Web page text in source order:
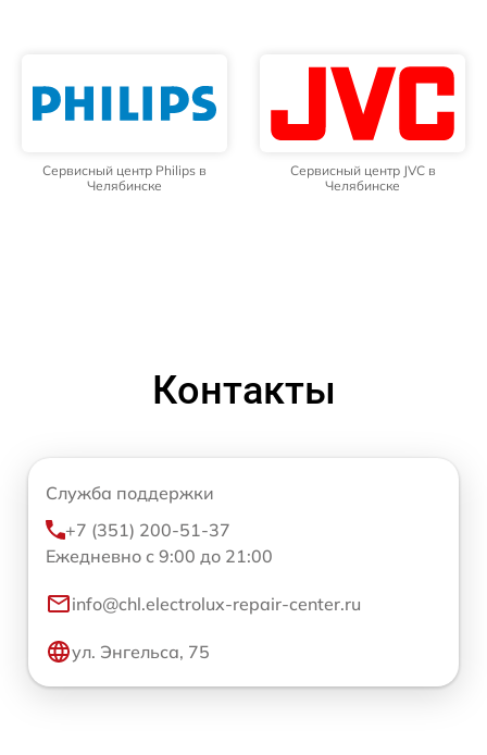
Сервисный центр Philips в
Челябинске
Сервисный центр JVC в
Челябинске
Контакты
Служба поддержки
+7 (351) 200-51-37
Ежедневно с 9:00 до 21:00
info@chl.electrolux-repair-center.ru
ул. Энгельса, 75